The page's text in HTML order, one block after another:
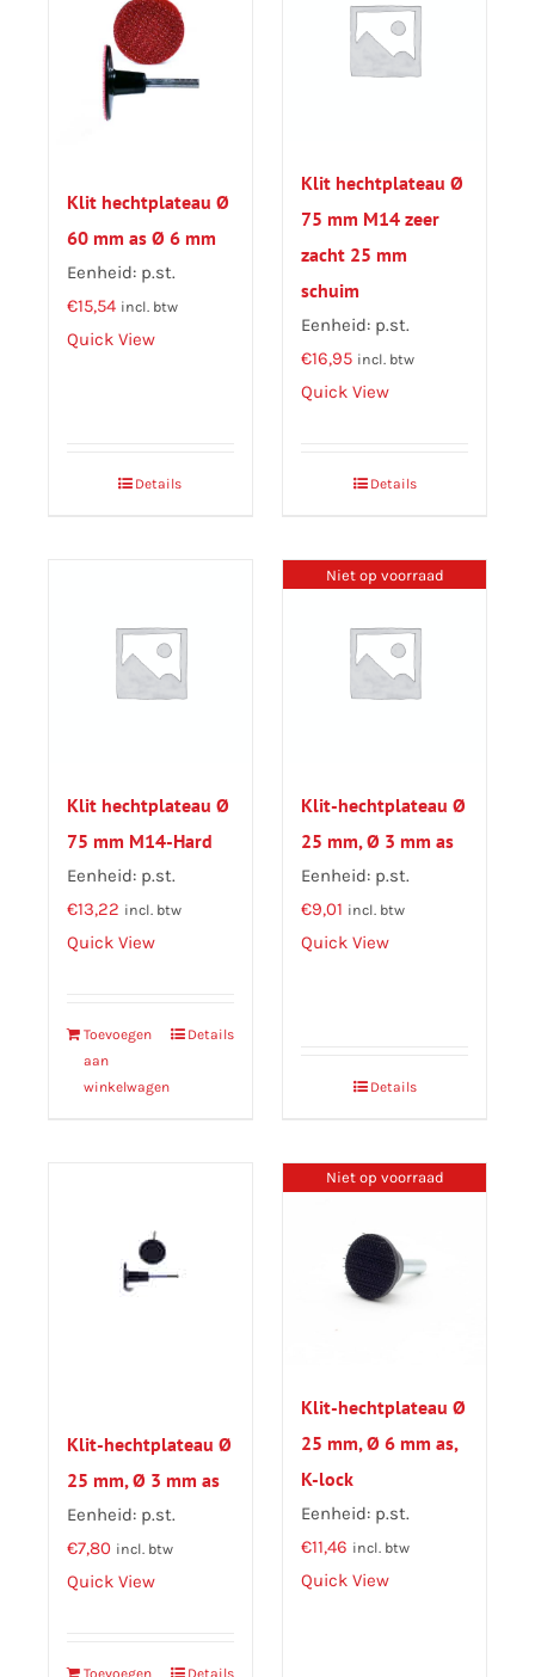
Klit hechtplateau Ø
60 mm as Ø 6 mm
Eenheid: p.st.
€15,54 incl. btw
Quick View
Details
Klit hechtplateau Ø
75 mm M14 zeer
zacht 25 mm
schuim
Eenheid: p.st.
€16,95 incl. btw
Quick View
Details
Klit hechtplateau Ø
75 mm M14-Hard
Eenheid: p.st.
€13,22 incl. btw
Quick View
Toevoegen
aan
winkelwagen
Details
Niet op voorraad
Klit-hechtplateau Ø
25 mm, Ø 3 mm as
Eenheid: p.st.
€9,01 incl. btw
Quick View
Details
Klit-hechtplateau Ø
25 mm, Ø 3 mm as
Eenheid: p.st.
€7,80 incl. btw
Quick View
Toevoegen Details
Niet op voorraad
Klit-hechtplateau Ø
25 mm, Ø 6 mm as,
K-lock
Eenheid: p.st.
€11,46 incl. btw
Quick View